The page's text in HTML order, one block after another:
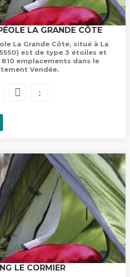
LA GRANDE CÔTE
La Grande Côte, situé à La
est de type 3 étoiles et
emplacements dans le
Vendée.
LE CORMIER